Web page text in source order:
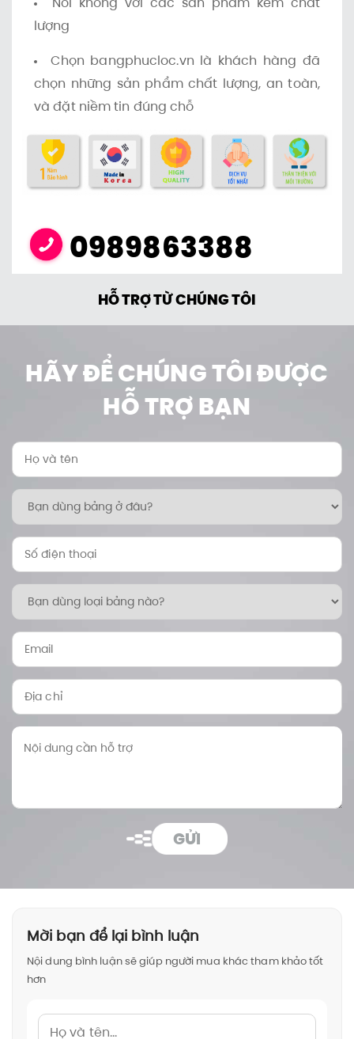
lượng
Chọn bangphucloc.vn là khách hàng đã
chọn những sản phẩm chất lượng, an toàn,
và đặt niềm tin đúng chỗ
0989863388
HỖ TRỢ TỪ CHÚNG TÔI
HÃY ĐỂ CHÚNG TÔI ĐƯỢC
HỖ TRỢ BẠN
GỬI
Mời bạn để lại bình luận
Nội dung bình luận sẽ giúp người mua khác tham khảo tốt
hơn